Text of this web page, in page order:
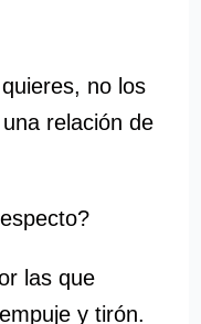
no los
relación de
las que
y tirón.